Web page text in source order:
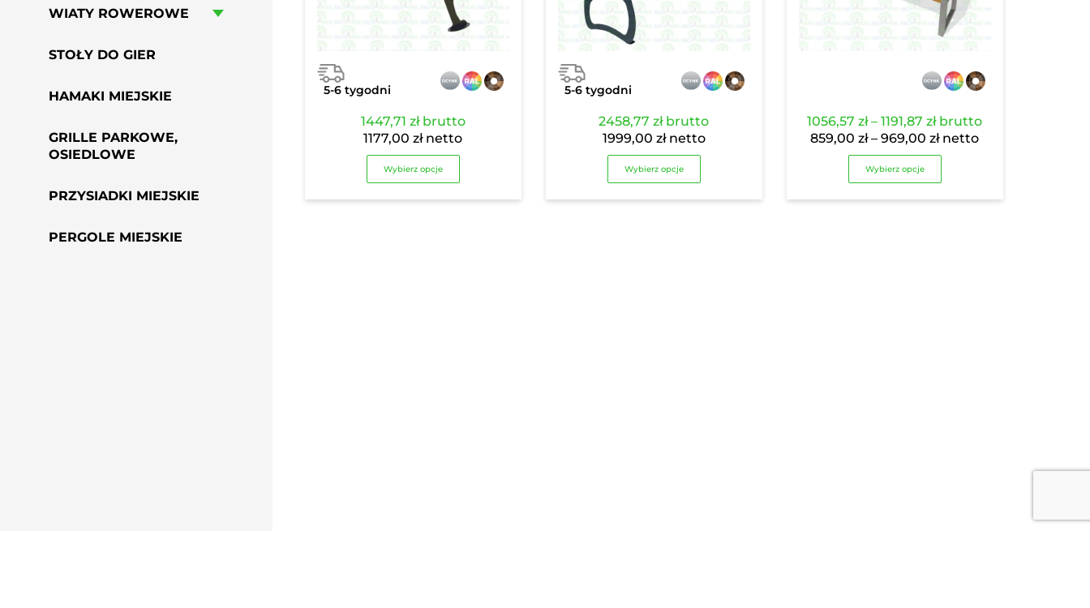
5-6 tygodni
1447,71 złbrutto
1177,00złnetto
Wybierz opcje
5-6 tygodni
2458,77złbrutto
1999,00 złnetto
Wybierz opcje
1056,57zł – 1191,87złZakres
cen:
od
do
1191,87 zł
brutto
859,00zł – 969,00złZakres
cen:
859,00 zł
do
netto
Wybierz opcje
WIATY ROWEROWE
STOŁY DO GIER
HAMAKI MIEJSKIE
GRILLE PARKOWE,
OSIEDLOWE
PRZYSIADKI MIEJSKIE
PERGOLE MIEJSKIE